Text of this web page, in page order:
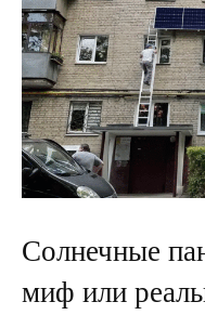
Солнечные
миф или